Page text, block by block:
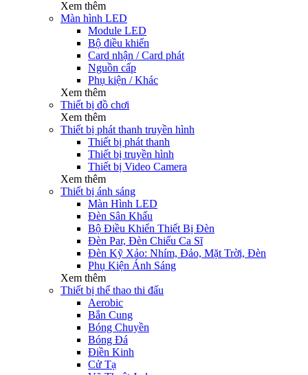
Xem thêm
Màn hình LED
Module LED
Bộ điều khiển
Card nhận / Card phát
Nguồn cấp
Phụ kiện / Khác
Xem thêm
Thiết bị đồ chơi
Xem thêm
Thiết bị phát thanh truyền hình
Thiết bị phát thanh
Thiết bị truyền hình
Thiết bị Video Camera
Xem thêm
Thiết bị ánh sáng
Màn Hình LED
Đèn Sân Khấu
Bộ Điều Khiển Thiết Bị Đèn
Đèn Par, Đèn Chiếu Ca Sĩ
Đèn Kỹ Xảo: Nhím, Đảo, Mặt Trời, Đèn
Phụ Kiện Ánh Sáng
Xem thêm
Thiết bị thể thao thi đấu
Aerobic
Bắn Cung
Bóng Chuyền
Bóng Đá
Điền Kinh
Cử Tạ